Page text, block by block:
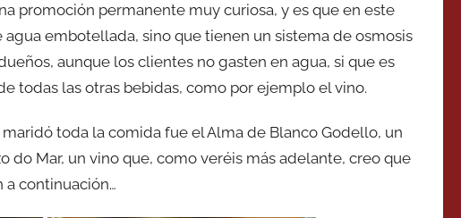
promoción permanente muy curiosa, y es que en este
embotellada, sino que tienen un sistema de osmosis
aunque los clientes no gasten en agua, si que es
todas las otras bebidas, como por ejemplo el vino.
toda la comida fue el Alma de Blanco Godello, un
do Mar, un vino que, como veréis más adelante, creo que
a continuación…